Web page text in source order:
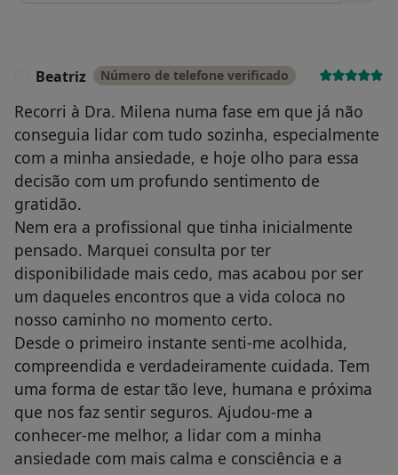
Beatriz Número de telefone verificado
Recorri à Dra. Milena numa fase em que já não
conseguia lidar com tudo sozinha, especialmente
com a minha ansiedade, e hoje olho para essa
decisão com um profundo sentimento de
gratidão.
Nem era a profissional que tinha inicialmente
pensado. Marquei consulta por ter
disponibilidade mais cedo, mas acabou por ser
um daqueles encontros que a vida coloca no
nosso caminho no momento certo.
Desde o primeiro instante senti-me acolhida,
compreendida e verdadeiramente cuidada. Tem
uma forma de estar tão leve, humana e próxima
que nos faz sentir seguros. Ajudou-me a
conhecer-me melhor, a lidar com a minha
ansiedade com mais calma e consciência e a